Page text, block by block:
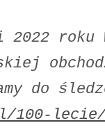
i 2022
100-